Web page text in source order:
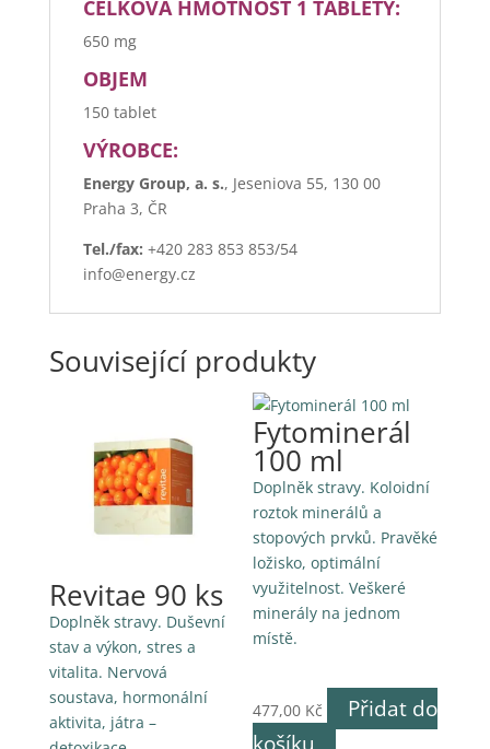
CELKOVÁ HMOTNOST 1 TABLETY:
650 mg
OBJEM
150 tablet
VÝROBCE:
Energy Group, a. s., Jeseniova 55, 130 00
Praha 3, ČR
Tel./fax: +420 283 853 853/54
info@energy.cz
Související produkty
Revitae 90 ks
Doplněk stravy. Duševní
stav a výkon, stres a
vitalita. Nervová
soustava, hormonální
aktivita, játra –
Fytominerál
100 ml
Doplněk stravy. Koloidní
roztok minerálů a
stopových prvků. Pravěké
ložisko, optimální
využitelnost. Veškeré
minerály na jednom
místě.
477,00 Kč
Přidat do